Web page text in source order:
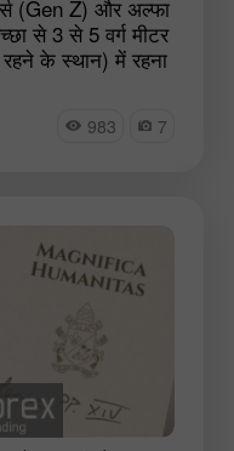
(Gen Z) और अल्फा
से 3 से 5 वर्ग मीटर
के स्थान) में रहना
983 7